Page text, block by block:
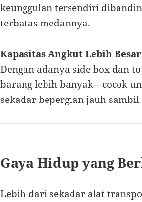
keunggulan tersendiri
terbatas medannya.
Kapasitas Angkut Lebih Besar
Dengan adanya side box dan
barang lebih banyak—cocok
sekadar bepergian jauh
Gaya Hidup yang
Lebih dari sekadar alat